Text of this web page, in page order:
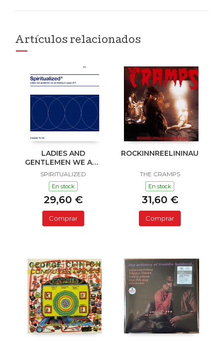
Artículos relacionados
LADIES AND
GENTLEMEN WE ARE
FLOATING IN SPACE
SPIRITUALIZED
En stock
29,60 €
Comprar
THE CRAMPS
En stock
31,60 €
Comprar